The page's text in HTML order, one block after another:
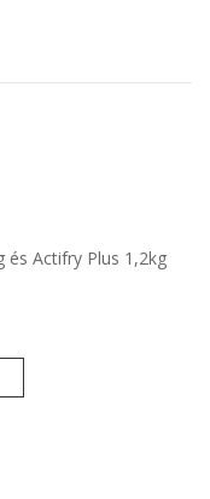
és Actifry Plus 1,2kg